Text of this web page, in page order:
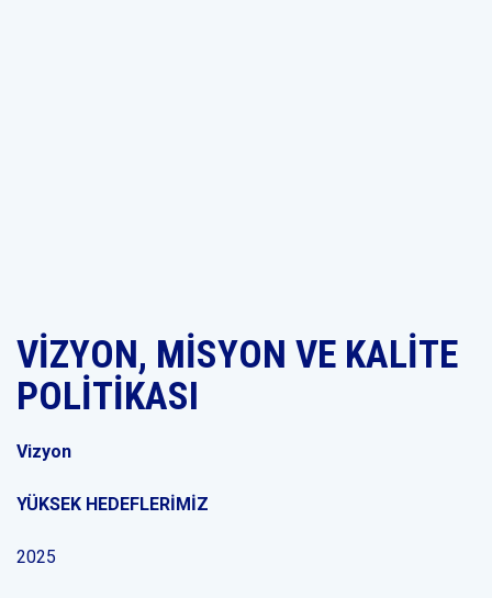
VİZYON, MİSYON VE KALİTE
POLİTİKASI
Vizyon
YÜKSEK HEDEFLERİMİZ
2025